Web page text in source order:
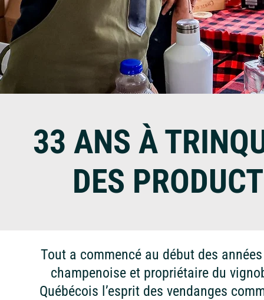
33 ANS À
DES
Tout a commencé au début des
champenoise et propriétaire du
Québécois l’esprit des vendanges